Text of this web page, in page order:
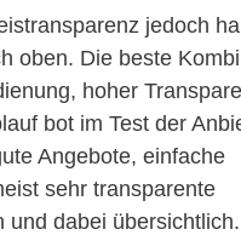
jedoch
oben. Die beste
hoher
bot im Test der
Angebote, einfache
sehr transparente
und dabei übersichtlich.